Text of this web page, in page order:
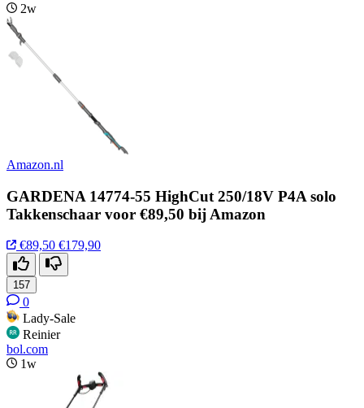
2w
Amazon.nl
GARDENA 14774-55 HighCut 250/18V P4A solo
Takkenschaar voor €89,50 bij Amazon
€89,50 €179,90
157
0
Lady-Sale
Reinier
bol.com
1w